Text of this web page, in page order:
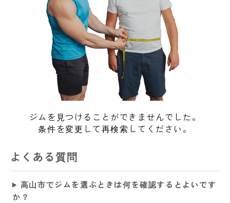
ジムを見つけることができませんでした。
条件を変更して再検索してください。
よくある質問
高山市でジムを選ぶときは何を確認するとよいです
か？